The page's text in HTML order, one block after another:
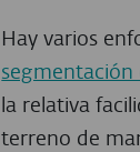
Hay varios
segmentación
la relativa
terreno de